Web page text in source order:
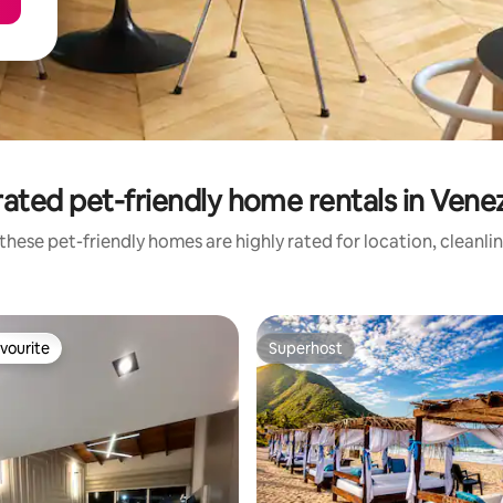
pet-friendly home rentals in
pet-friendly homes are highly rated for location,
Superhost
Superhost